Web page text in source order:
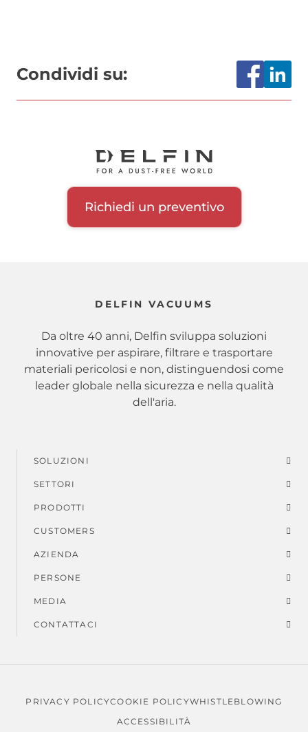
Condividi su:
Richiedi un preventivo
DELFIN VACUUMS
Da oltre 40 anni, Delfin sviluppa soluzioni
innovative per aspirare, filtrare e trasportare
materiali pericolosi e non, distinguendosi come
leader globale nella sicurezza e nella qualità
dell'aria.
Menu
di
piè
di
pagina
SOLUZIONI
SETTORI
PRODOTTI
CUSTOMERS
AZIENDA
PERSONE
MEDIA
CONTATTACI
PRIVACY POLICYCOOKIE POLICYWHISTLEBLOWING
ACCESSIBILITÀ